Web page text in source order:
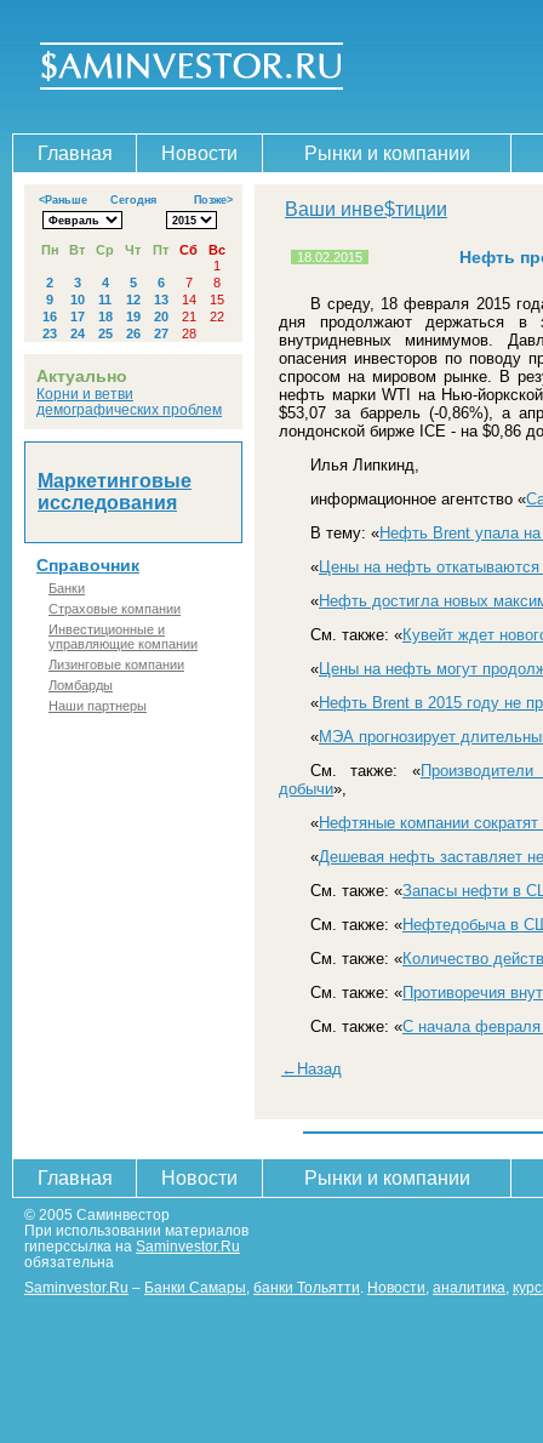
Главная Новости Рынки и компании
<Раньше Сегодня Позже>
Пн Вт Ср Чт Пт Сб
Вс
1
2
3 4 5 6 7
8
9
10 11 12 13 14
15
16
17 18 19 20 21
22
23
24 25 26 27 28
Актуально
Корни и ветви
демографических проблем
Маркетинговые
исследования
Справочник
Банки
Страховые компании
Инвестиционные и
управляющие компании
Лизинговые компании
Ломбарды
Наши партнеры
Ваши инве$тиции
18.02.2015 Нефть
В среду, 18 февраля 2015
дня продолжают держаться в
внутридневных минимумов.
опасения инвесторов по поводу
спросом на мировом рынке. В
нефть марки WTI на Нью-
$53,07 за баррель (-0,86%), а
лондонской бирже ICE - на $0,86
Илья Липкинд,
информационное агентство «
В тему: «Нефть Brent упала
«Цены на нефть
«Нефть достигла новых
См. также: «Кувейт ждет
«Цены на нефть могут
«Нефть Brent в 2015 году не
«МЭА прогнозирует
См. также: «
добычи»,
«Нефтяные компании
«Дешевая нефть заставляет
См. также: «Запасы нефти в
См. также: «Нефтедобыча в
См. также: «Количество
См. также: «Противоречия
См. также: «С начала
←Назад
Главная Новости Рынки и компании
© 2005 Саминвестор
При использовании материалов
гиперссылка на Saminvestor.Ru
обязательна
Saminvestor.Ru – Банки Самары банки Тольятти Новости аналитика